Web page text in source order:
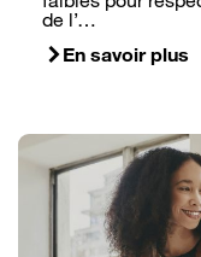
de l’…
En savoir plus